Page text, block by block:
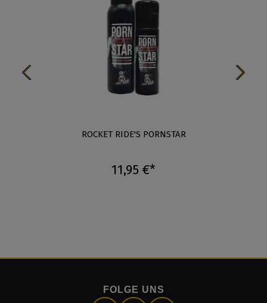
ROCKET RIDE'S PORNSTAR
11,95 €*
FOLGE UNS